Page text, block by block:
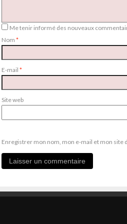
Me tenir informé des nouveaux
Nom *
E-mail *
Site web
Enregistrer mon nom, mon e-mail et mon site